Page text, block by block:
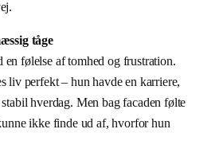
tåge
følelse af tomhed og frustration.
liv perfekt – hun havde en karriere,
hverdag. Men bag facaden følte
ikke finde ud af, hvorfor hun